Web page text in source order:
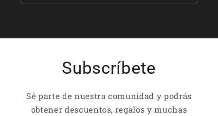
Subscríbete
Sé parte de nuestra comunidad y podrás
obtener descuentos, regalos y muchas